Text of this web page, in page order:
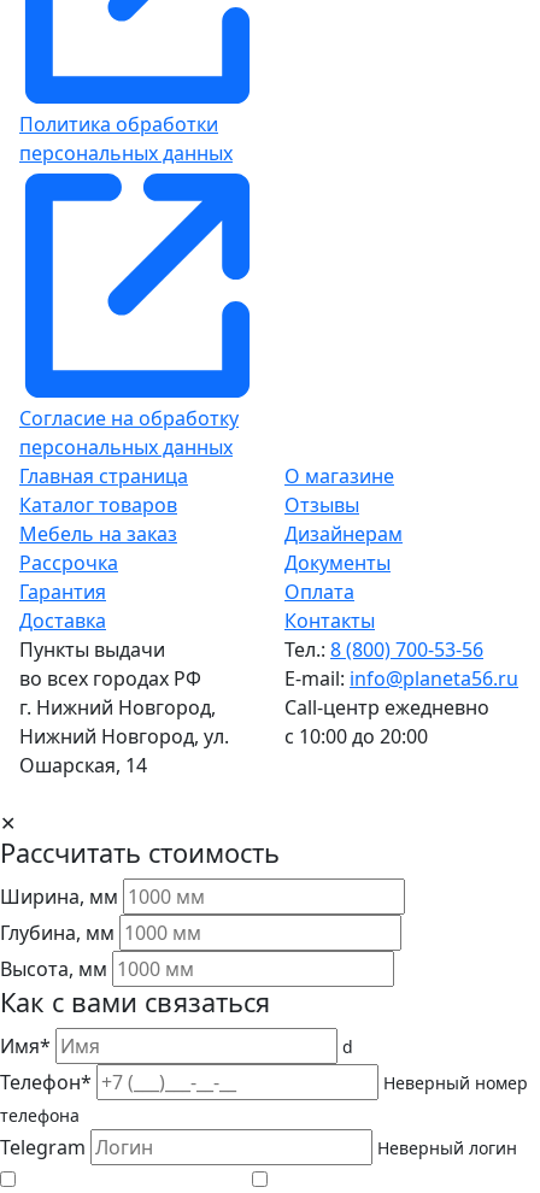
Политика обработки
персональных данных
Согласие на обработку
персональных данных
Главная страница
Каталог товаров
Мебель на заказ
Рассрочка
Гарантия
О магазине
Отзывы
Дизайнерам
Документы
Оплата
Доставка
Пункты выдачи
во всех городах РФ
г. Нижний Новгород,
Нижний Новгород, ул.
Ошарская, 14
Контакты
Тел.: 8 (800) 700-53-56
E-mail: info@planeta56.ru
Call-центр ежедневно
с 10:00 до 20:00
✕
Рассчитать стоимость
Ширина, мм
Глубина, мм
Высота, мм
Как с вами связаться
Имя* d
Телефон*
Неверный номер
телефона
Telegram Неверный логин